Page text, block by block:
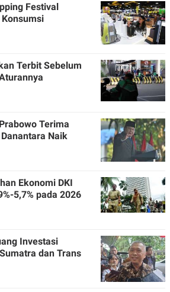
Festival
Terbit Sebelum
Terima
Naik
Ekonomi DKI
5,7% pada 2026
Investasi
dan Trans